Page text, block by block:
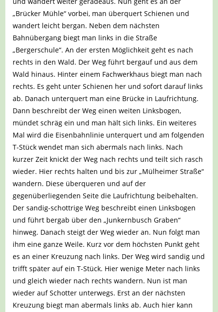
„Brücker Mühle“ vorbei, man überquert Schienen und
wandert leicht bergan. Neben dem nächsten
Bahnübergang biegt man links in die Straße
„Bergerschule“. An der ersten Möglichkeit geht es nach
rechts in den Wald. Der Weg führt bergauf und aus dem
Wald hinaus. Hinter einem Fachwerkhaus biegt man nach
rechts. Es geht unter Schienen her und sofort darauf links
ab. Danach unterquert man eine Brücke in Laufrichtung.
Dann beschreibt der Weg einen weiten Linksbogen,
mündet schräg ein und man hält sich links. Ein weiteres
Mal wird die Eisenbahnlinie unterquert und am folgenden
T-Stück wendet man sich abermals nach links. Nach
kurzer Zeit knickt der Weg nach rechts und teilt sich rasch
wieder. Hier rechts halten und bis zur „Mülheimer Straße“
wandern. Diese überqueren und auf der
gegenüberliegenden Seite die Laufrichtung beibehalten.
Der sandig-schottrige Weg beschreibt einen Linksbogen
und führt bergab über den „Junkernbusch Graben“
hinweg. Danach steigt der Weg wieder an. Nun folgt man
ihm eine ganze Weile. Kurz vor dem höchsten Punkt geht
es an einer Kreuzung nach links. Der Weg wird sandig und
trifft später auf ein T-Stück. Hier wenige Meter nach links
und gleich wieder nach rechts wandern. Nun ist man
wieder auf Schotter unterwegs. Erst an der nächsten
Kreuzung biegt man abermals links ab. Auch hier kann